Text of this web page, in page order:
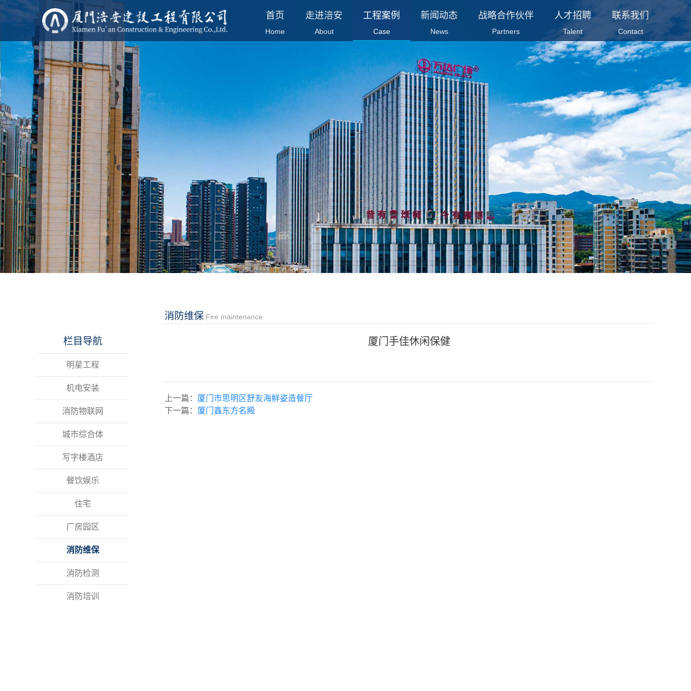
首页
Home
走进涪安
About
工程案例
Case
新闻动态
News
战略合作伙伴
Partners
人才招聘
Talent
联系我们
Contact
栏目导航
明星工程
机电安装
消防物联网
城市综合体
写字楼酒店
餐饮娱乐
住宅
厂房园区
消防维保
消防检测
消防培训
消防维保 Fire maintenance
厦门手佳休闲保健
上一篇： 厦门市思明区舒友海鲜姿造餐厅
下一篇： 厦门鑫东方名殿